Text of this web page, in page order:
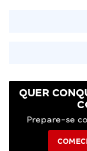
QUER
Prepare-se